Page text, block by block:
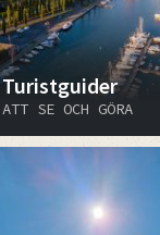
Turistguider
ATT SE OCH GÖRA